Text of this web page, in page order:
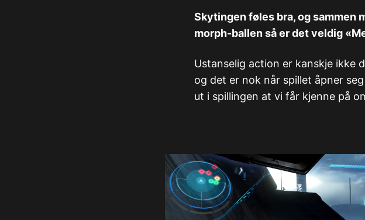
Skytingen føles bra, og sammen
morph-ballen så er det veldig
Ustanselig action er kanskje ikke
og det er nok når spillet åpner
ut i spillingen at vi får kjenne på